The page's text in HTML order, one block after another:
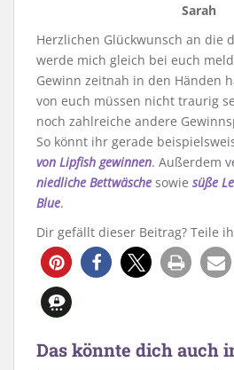
Sarah
Herzlichen Glückwunsch an die
werde mich gleich bei euch
Gewinn zeitnah in den Händen
von euch müssen nicht traurig
noch zahlreiche andere
So könnt ihr gerade
von Lipfish gewinnen. Außerdem
niedliche Bettwäsche sowie süße
Blue.
Dir gefällt dieser Beitrag? Teile
Das könnte dich auch